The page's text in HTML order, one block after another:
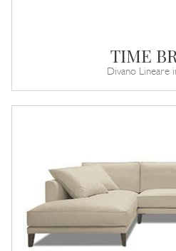
TIME
Divano Lineare